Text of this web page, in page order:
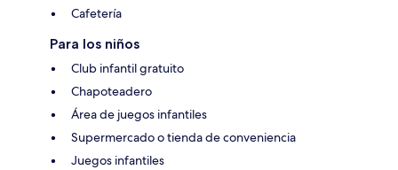
Cafetería
Para los niños
Club infantil gratuito
Chapoteadero
Área de juegos infantiles
Supermercado o tienda de conveniencia
Juegos infantiles